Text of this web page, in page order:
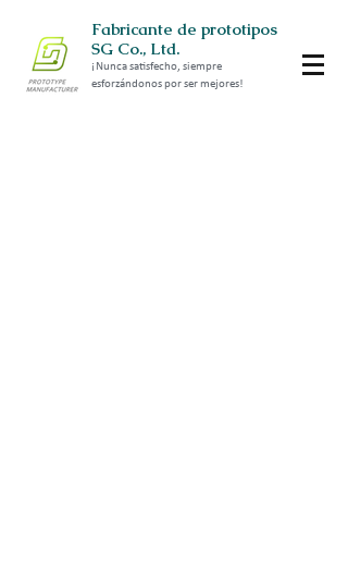
Fabricante de prototipos
SG Co., Ltd.
¡Nunca satisfecho, siempre
esforzándonos por ser mejores!